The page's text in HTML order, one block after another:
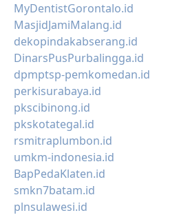
MyDentistGorontalo.id
MasjidJamiMalang.id
dekopindakabserang.id
DinarsPusPurbalingga.id
dpmptsp-pemkomedan.id
perkisurabaya.id
pkscibinong.id
pkskotategal.id
rsmitraplumbon.id
umkm-indonesia.id
BapPedaKlaten.id
smkn7batam.id
plnsulawesi.id